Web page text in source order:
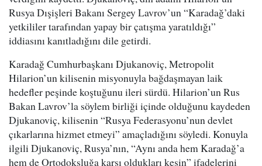
Rusya Dışişleri Bakanı Sergey Lavrov’un “Karadağ’daki
yetkililer tarafından yapay bir çatışma yaratıldığı”
iddiasını kanıtladığını dile getirdi.
Karadağ Cumhurbaşkanı Djukanoviç, Metropolit
Hilarion’un kilisenin misyonuyla bağdaşmayan laik
hedefler peşinde koştuğunu ileri sürdü. Hilarion’un Rus
Bakan Lavrov’la söylem birliği içinde olduğunu kaydeden
Djukanoviç, kilisenin “Rusya Federasyonu’nun devlet
çıkarlarına hizmet etmeyi” amaçladığını söyledi. Konuyla
ilgili Djukanoviç, Rusya’nın, “Aynı anda hem Karadağ’a
hem de Ortodoksluğa karşı oldukları kesin” ifadelerini